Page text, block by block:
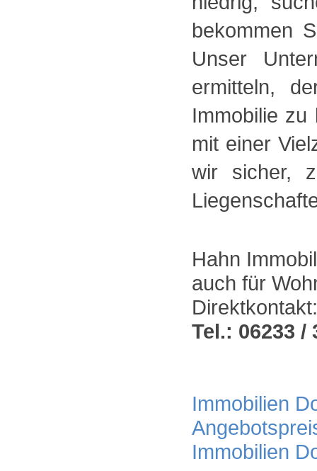
bekommen
Unser
ermitteln,
Immobilie
mit einer
wir sicher,
Hahn
auch für
Direktkontakt:
Tel.: 06233 /
Immobilien
Immobilien